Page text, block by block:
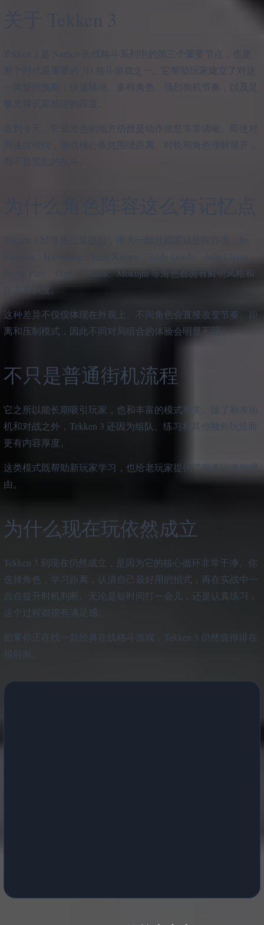
关于 Tekken 3
Tekken 3 是 Namco 长线格斗系列中的第三个重要节点，也是
那个时代最重要的 3D 格斗游戏之一。它帮助玩家建立了对这
一类型的预期：快速移动、多样角色、强烈街机节奏，以及足
直到今天，它最出色的地方仍然是动作信息非常清晰。即使对
局速度很快，游戏核心依然围绕距离、时机和角色理解展开，
Bryan Fury、Ogre、Panda、Mokujin 等角色都拥有鲜明风格和
很高辨识度。
这种差异不仅仅体现在外观上。不同角色会直接改变节奏、距
离和压制模式，因此不同对局组合的体验会明显不同。
不只是普通街机流程
它之所以能长期吸引玩家，也和丰富的模式有关。除了标准街
机和对战之外，Tekken 3 还因为组队、练习和其他额外玩法而
更有内容厚度。
这类模式既帮助新玩家学习，也给老玩家提供了很多回来的理
由。
为什么现在玩依然成立
Tekken 3 到现在仍然成立，是因为它的核心循环非常干净。你
选择角色，学习距离，认清自己最好用的招式，再在实战中一
点点提升时机判断。无论是短时间打一会儿，还是认真练习，
这个过程都很有满足感。
如果你正在找一款经典在线格斗游戏，Tekken 3 仍然值得排在
很前面。